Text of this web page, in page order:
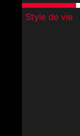
Style de vie